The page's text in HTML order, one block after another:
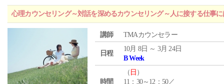
心理カウンセリング～対話を深めるカウンセリング～人に接する仕事
講師 TMAカウンセラー
日程
10月 8日 ～ 3月 24日
B Week
時間
（ 日 ）
11：30～12：50／